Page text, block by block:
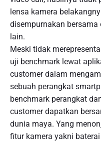
lensa kamera
disempurnakan
lain.
Meski tidak
uji benchmark lewat
customer dalam
sebuah perangkat
benchmark perangkat
customer dapatkan
dunia maya. Yang
fitur kamera yakni